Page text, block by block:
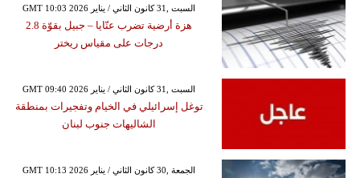
GMT 10:03 2026 السبت ,31 كانون الثاني / يناير
هزة أرضية تضرب عنّايا – جبيل بقوّة 2.8
درجات على مقياس ريختر
GMT 09:40 2026 السبت ,31 كانون الثاني / يناير
توغل إسرائيلي في الخيام وتفجيرات بمنطقة
الشاليهات جنوب لبنان
GMT 10:13 2026 الجمعة ,30 كانون الثاني / يناير